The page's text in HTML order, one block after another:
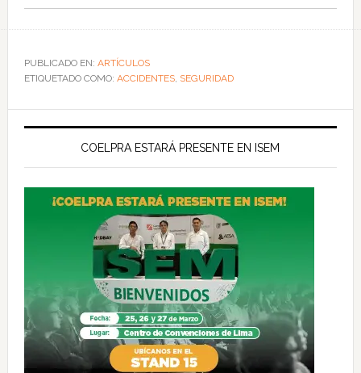
PUBLICADO EN: ARTÍCULOS
ETIQUETADO COMO: ACCIDENTES, SEGURIDAD
COELPRA ESTARÁ PRESENTE EN ISEM